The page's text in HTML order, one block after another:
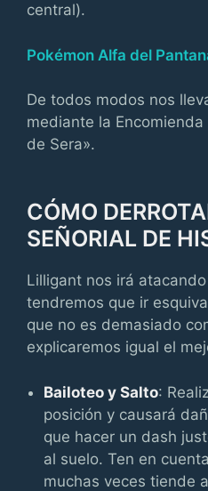
central).
Pokémon Alfa del
De todos modos nos
mediante la
de Sera».
CÓMO
SEÑORIAL DE
Lilligant nos irá
tendremos que ir
que no es demasiado
explicaremos igual el
Bailoteo y Salto:
posición y causará
que hacer un dash
al suelo. Ten en
muchas veces tiende